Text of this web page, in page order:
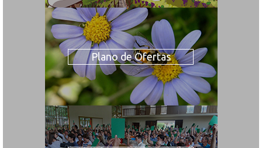
Plano de Ofertas